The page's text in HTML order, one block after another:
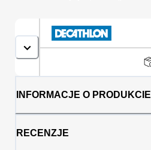
INFORMACJE O PRODUKCIE
RECENZJE